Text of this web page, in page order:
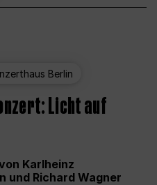
Berlin
Licht auf
Karlheinz
und Richard Wagner